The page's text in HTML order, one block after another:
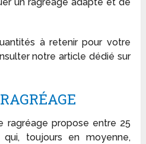
à retenir pour votre
notre article dédié sur
ragréage propose entre 25
toujours en moyenne,